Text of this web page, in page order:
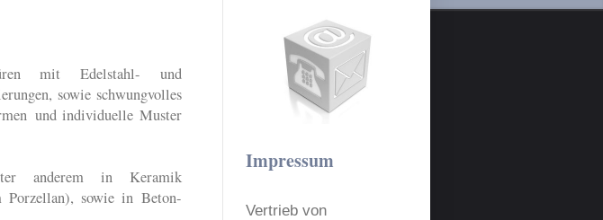
mit Edelstahl- und
sowie schwungvolles
und individuelle Muster
anderem in Keramik
Porzellan), sowie in Beton-
Impressum
Vertrieb von